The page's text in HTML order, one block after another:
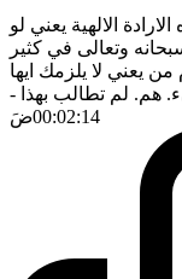
الالهية يعني لو
وتعالى في كثير
يعني لا يلزمك ايها
هم. لم تطالب بهذا -
00:02:14ضَ